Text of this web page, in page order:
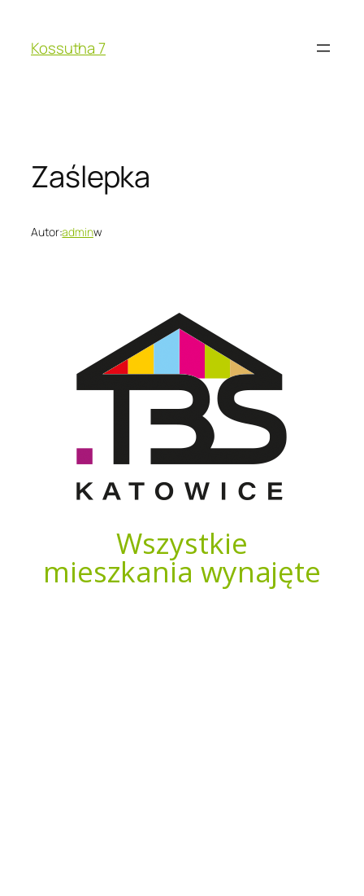
Kossutha 7
Zaślepka
Autor:adminw
Wszystkie
mieszkania wynajęte